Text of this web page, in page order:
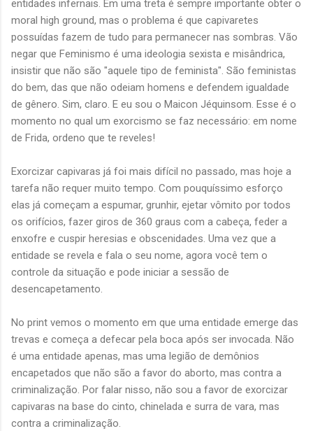
entidades infernais. Em uma treta é sempre importante obter o
moral high ground, mas o problema é que capivaretes
possuídas fazem de tudo para permanecer nas sombras. Vão
negar que Feminismo é uma ideologia sexista e misândrica,
insistir que não são "aquele tipo de feminista". São feministas
do bem, das que não odeiam homens e defendem igualdade
de gênero. Sim, claro. E eu sou o Maicon Jéquinsom. Esse é o
momento no qual um exorcismo se faz necessário: em nome
de Frida, ordeno que te reveles!
Exorcizar capivaras já foi mais difícil no passado, mas hoje a
tarefa não requer muito tempo. Com pouquíssimo esforço
elas já começam a espumar, grunhir, ejetar vômito por todos
os orifícios, fazer giros de 360 graus com a cabeça, feder a
enxofre e cuspir heresias e obscenidades. Uma vez que a
entidade se revela e fala o seu nome, agora você tem o
controle da situação e pode iniciar a sessão de
desencapetamento.
No print vemos o momento em que uma entidade emerge das
trevas e começa a defecar pela boca após ser invocada. Não
é uma entidade apenas, mas uma legião de demônios
encapetados que não são a favor do aborto, mas contra a
criminalização. Por falar nisso, não sou a favor de exorcizar
capivaras na base do cinto, chinelada e surra de vara, mas
contra a criminalização.